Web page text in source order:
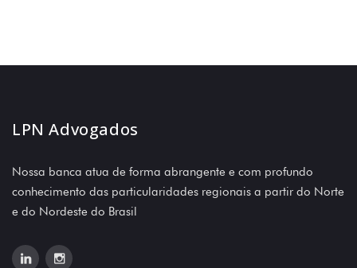
LPN Advogados
Nossa banca atua de forma abrangente e com profundo
conhecimento das particularidades regionais a partir do Norte
e do Nordeste do Brasil